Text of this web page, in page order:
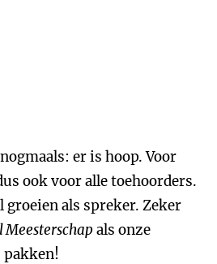
er is hoop. Voor
ook voor alle toehoorders.
groeien als spreker. Zeker
Meesterschap als onze
pakken!